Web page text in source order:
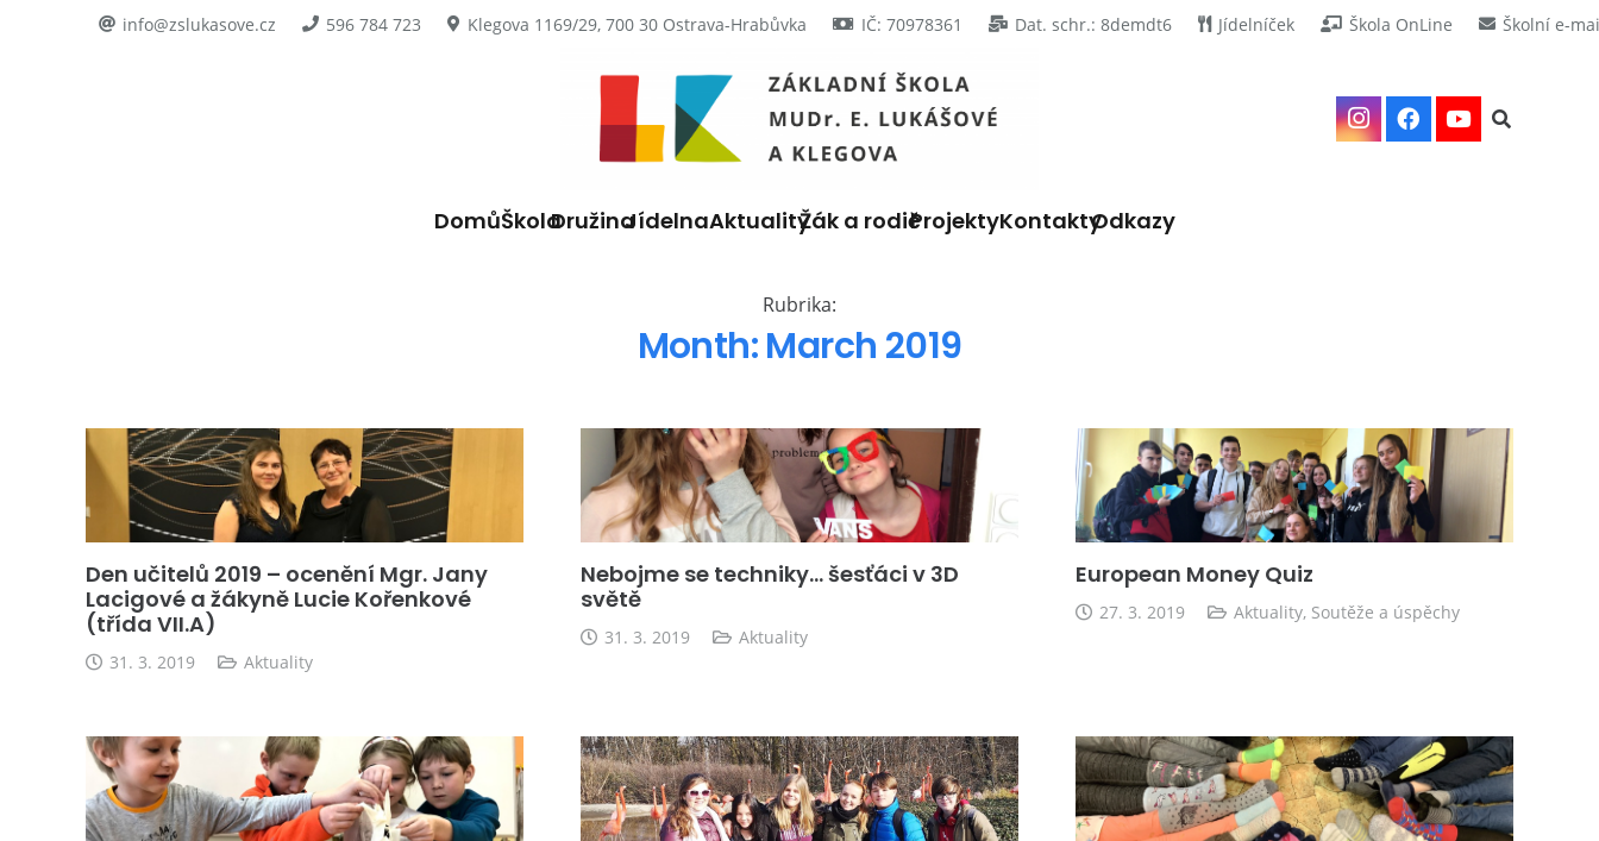
info@zslukasove.cz 596 784 723 Klegova 1169/29, 700 30 Ostrava-Hrabůvka IČ: 70978361 Dat. schr.: 8demdt6 Jídelníček Škola OnLine Školní e-
DomůŠkolaDružinaJídelnaAktualityŽák a rodičProjektyKontaktyOdkazy
Rubrika:
Month:March 2019
Den učitelů 2019 – ocenění Mgr. Jany
Lacigové a žákyně Lucie Kořenkové
(třída VII.A)
31. 3. 2019 Aktuality
Nebojme se techniky… šesťáci v 3D
světě
31. 3. 2019 Aktuality
European Money Quiz
27. 3. 2019 Aktuality, Soutěže a úspěchy